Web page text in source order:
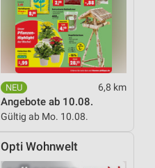
6,8 km
Angebote ab 10.08.
Gültig ab Mo. 10.08.
Opti Wohnwelt